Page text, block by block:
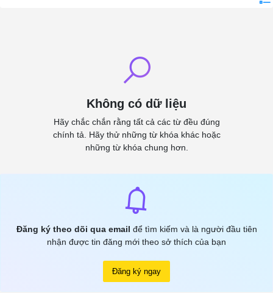
Không có dữ liệu
Hãy chắc chắn rằng tất cả các từ đều đúng
chính tả. Hãy thử những từ khóa khác hoặc
những từ khóa chung hơn.
Đăng ký theo dõi qua email để tìm kiếm và là người đầu tiên
nhận được tin đăng mới theo sở thích của bạn
Đăng ký ngay